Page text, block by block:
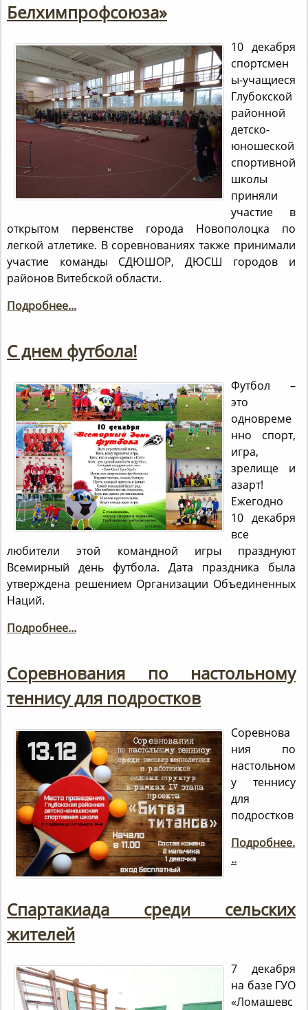
Белхимпрофсоюза»
10 декабря
спортсмен
ы-учащиеся
Глубокской
районной
детско-
юношеской
спортивной
школы
приняли
участие в
открытом первенстве города Новополоцка по
легкой атлетике. В соревнованиях также принимали
участие команды СДЮШОР, ДЮСШ городов и
районов Витебской области.
Подробнее...
С днем футбола!
Футбол –
это
одновреме
нно спорт,
игра,
зрелище и
азарт!
Ежегодно
10 декабря
все
любители этой командной игры празднуют
Всемирный день футбола. Дата праздника была
утверждена решением Организации Объединенных
Наций.
Подробнее...
Соревнования по настольному
теннису для подростков
Соревнова
ния по
настольном
у теннису
для
подростков
Подробнее.
..
Спартакиада среди сельских
жителей
7 декабря
на базе ГУО
«Ломашевс